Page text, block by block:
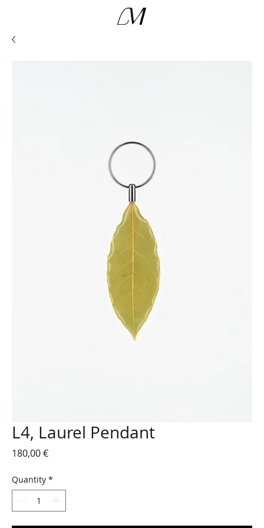
L4, Laurel Pendant
180,00 €Price
Quantity *